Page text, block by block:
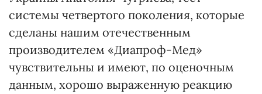
системы четвертого поколения, которые
сделаны нашим отечественным
производителем «Диапроф-Мед»
чувствительны и имеют, по оценочным
данным, хорошо выраженную реакцию